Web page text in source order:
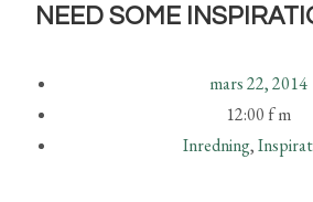
NEED SOME
mars 22, 2014
12:00 f m
Inredning,